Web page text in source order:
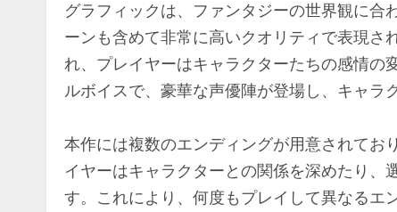
グラフィックは、ファンタジーの世界観に
ーンも含めて非常に高いクオリティで表現さ
れ、プレイヤーはキャラクターたちの感情の
ルボイスで、豪華な声優陣が登場し、キャラ
本作には複数のエンディングが用意されてお
イヤーはキャラクターとの関係を深めたり、
す。これにより、何度もプレイして異なるエ